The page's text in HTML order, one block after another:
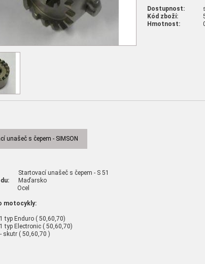
Dostupnost:
Kód zboží:
Hmotnost:
unašeč s čepem - SIMSON
unašeč s čepem - S 51
Maďarsko
Ocel
motocykly:
typ Enduro ( 50,60,70)
typ Electronic ( 50,60,70)
skutr ( 50,60,70 )